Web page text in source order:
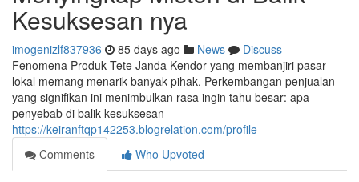
Kesuksesan nya
imogenizlf837936 85 days ago News
Discuss
Fenomena Produk Tete Janda Kendor yang membanjiri pasar
lokal memang menarik banyak pihak. Perkembangan penjualan
yang signifikan ini menimbulkan rasa ingin tahu besar: apa
penyebab di balik kesuksesan
https://keiranftqp142253.blogrelation.com/profile
Comments
Who Upvoted